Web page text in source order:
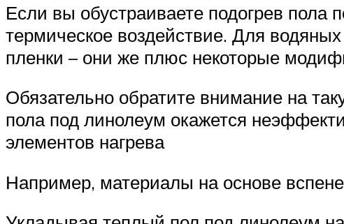
Если вы обустраиваете подогрев пола
термическое воздействие. Для
пленки – они же плюс некоторые
Обязательно обратите внимание на
пола под линолеум окажется
элементов нагрева
Например, материалы на основе